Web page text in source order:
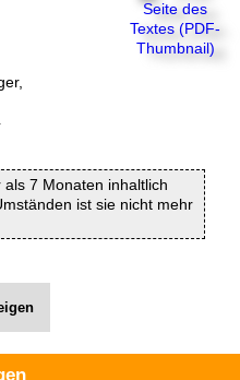
7 Monaten inhaltlich
ist sie nicht mehr